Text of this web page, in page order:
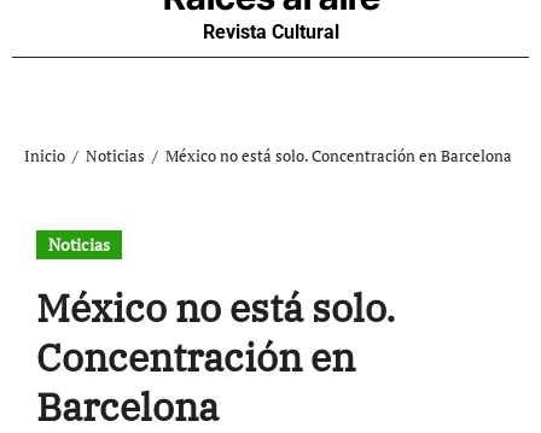
Revista Cultural
Inicio Noticias México no está solo. Concentración en Barcelona
Noticias
México no está solo.
Concentración en
Barcelona